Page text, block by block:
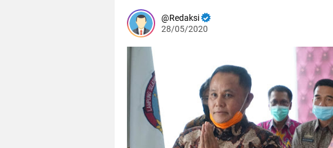
Redaksi
28/05/2020